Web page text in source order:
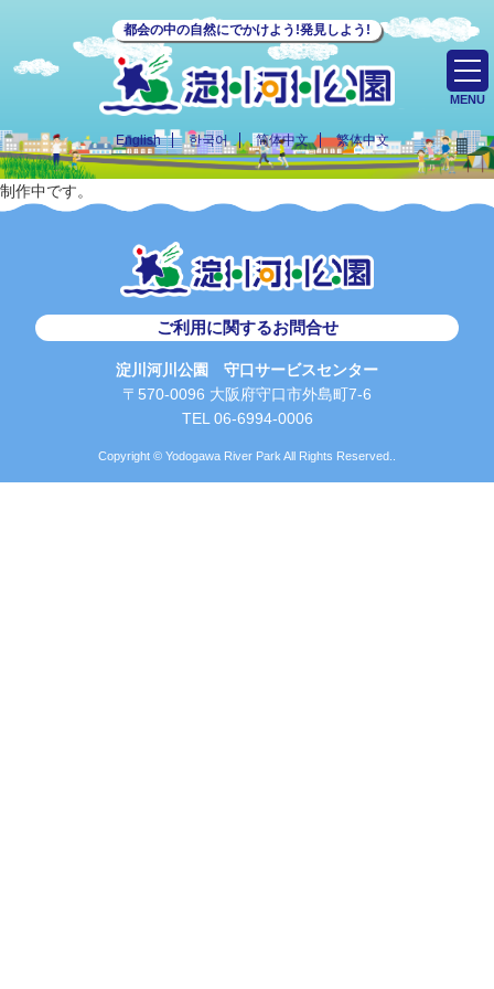
都会の中の自然にでかけよう!発見しよう!
English 한국어 简体中文 繁体中文
MENU
制作中です。
ご利用に関するお問合せ
淀川河川公園 守口サービスセンター
〒570-0096 大阪府守口市外島町7-6
TEL 06-6994-0006
Copyright © Yodogawa River Park All Rights Reserved..